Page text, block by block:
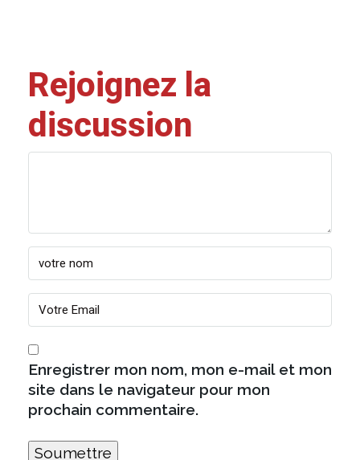
Rejoignez la
discussion
Enregistrer mon nom, mon e-mail et mon
site dans le navigateur pour mon
prochain commentaire.